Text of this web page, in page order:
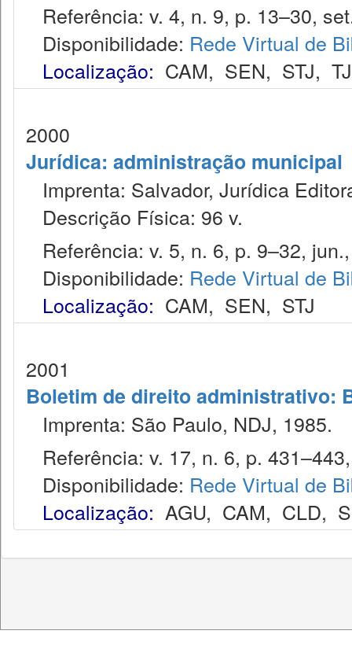
Referência: v. 4, n. 9, p. 13–30,
Disponibilidade: Rede Virtual de
Localização: CAM, SEN, STJ,
2000
Jurídica: administração municipal
Imprenta: Salvador, Jurídica
Descrição Física: 96 v.
Referência: v. 5, n. 6, p. 9–32,
Disponibilidade: Rede Virtual de
Localização: CAM, SEN, STJ
2001
Boletim de direito administrativo:
Imprenta: São Paulo, NDJ, 1985.
Referência: v. 17, n. 6, p.
Disponibilidade: Rede Virtual de
Localização: AGU, CAM, CLD,